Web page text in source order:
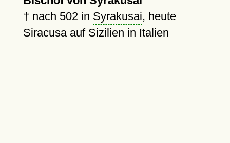
† nach 502in Syrakusai, heute
Siracusa auf Sizilien in Italien